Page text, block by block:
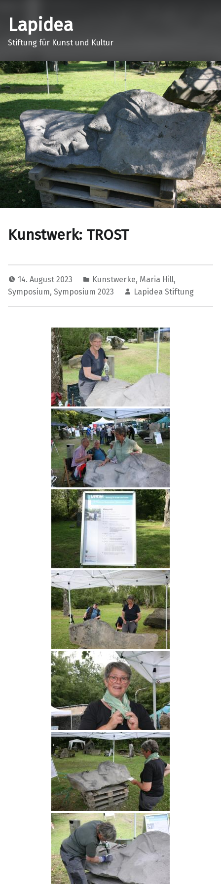
Lapidea
Stiftung für Kunst und Kultur
Kunstwerk: TROST
14. August 2023 Kunstwerke, Maria Hill,
Symposium, Symposium 2023 Lapidea Stiftung